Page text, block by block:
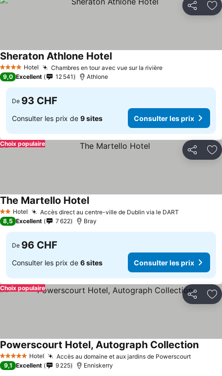
Partager
4 Étoiles Hotel Chambres en tour avec vue sur la rivière
Sheraton Athlone Hotel
9,0 Excellent 12 541 Athlone
De 93 CHF
Consulter les prix de 9 sites Consulter les prix
Partager
Choix populaire
2 Étoiles
Hotel Accès direct au centre-ville de Dublin via le DART
The Martello Hotel
8,5 Excellent 7 622 Bray
De 96 CHF
Consulter les prix de 6 sites Consulter les prix
Partager
Choix populaire
5 Étoiles Hotel Accès au domaine et aux jardins de Powerscourt
Powerscourt Hotel, Autograph Collection
9,1 Excellent 9 225 Enniskerry